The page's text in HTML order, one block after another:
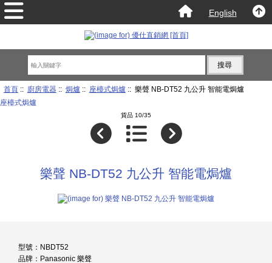
English
首頁:: 廚房電器:: 焗爐:: 座檯式焗爐:: 樂聲 NB-DT52 九公升 智能電焗爐
座檯式焗爐
貨品 10/35
樂聲 NB-DT52 九公升 智能電焗爐
型號：NBDT52
品牌：Panasonic 樂聲